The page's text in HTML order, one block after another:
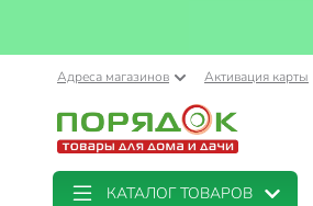
Адреса магазинов Активация карты
КАТАЛОГ ТОВАРОВ